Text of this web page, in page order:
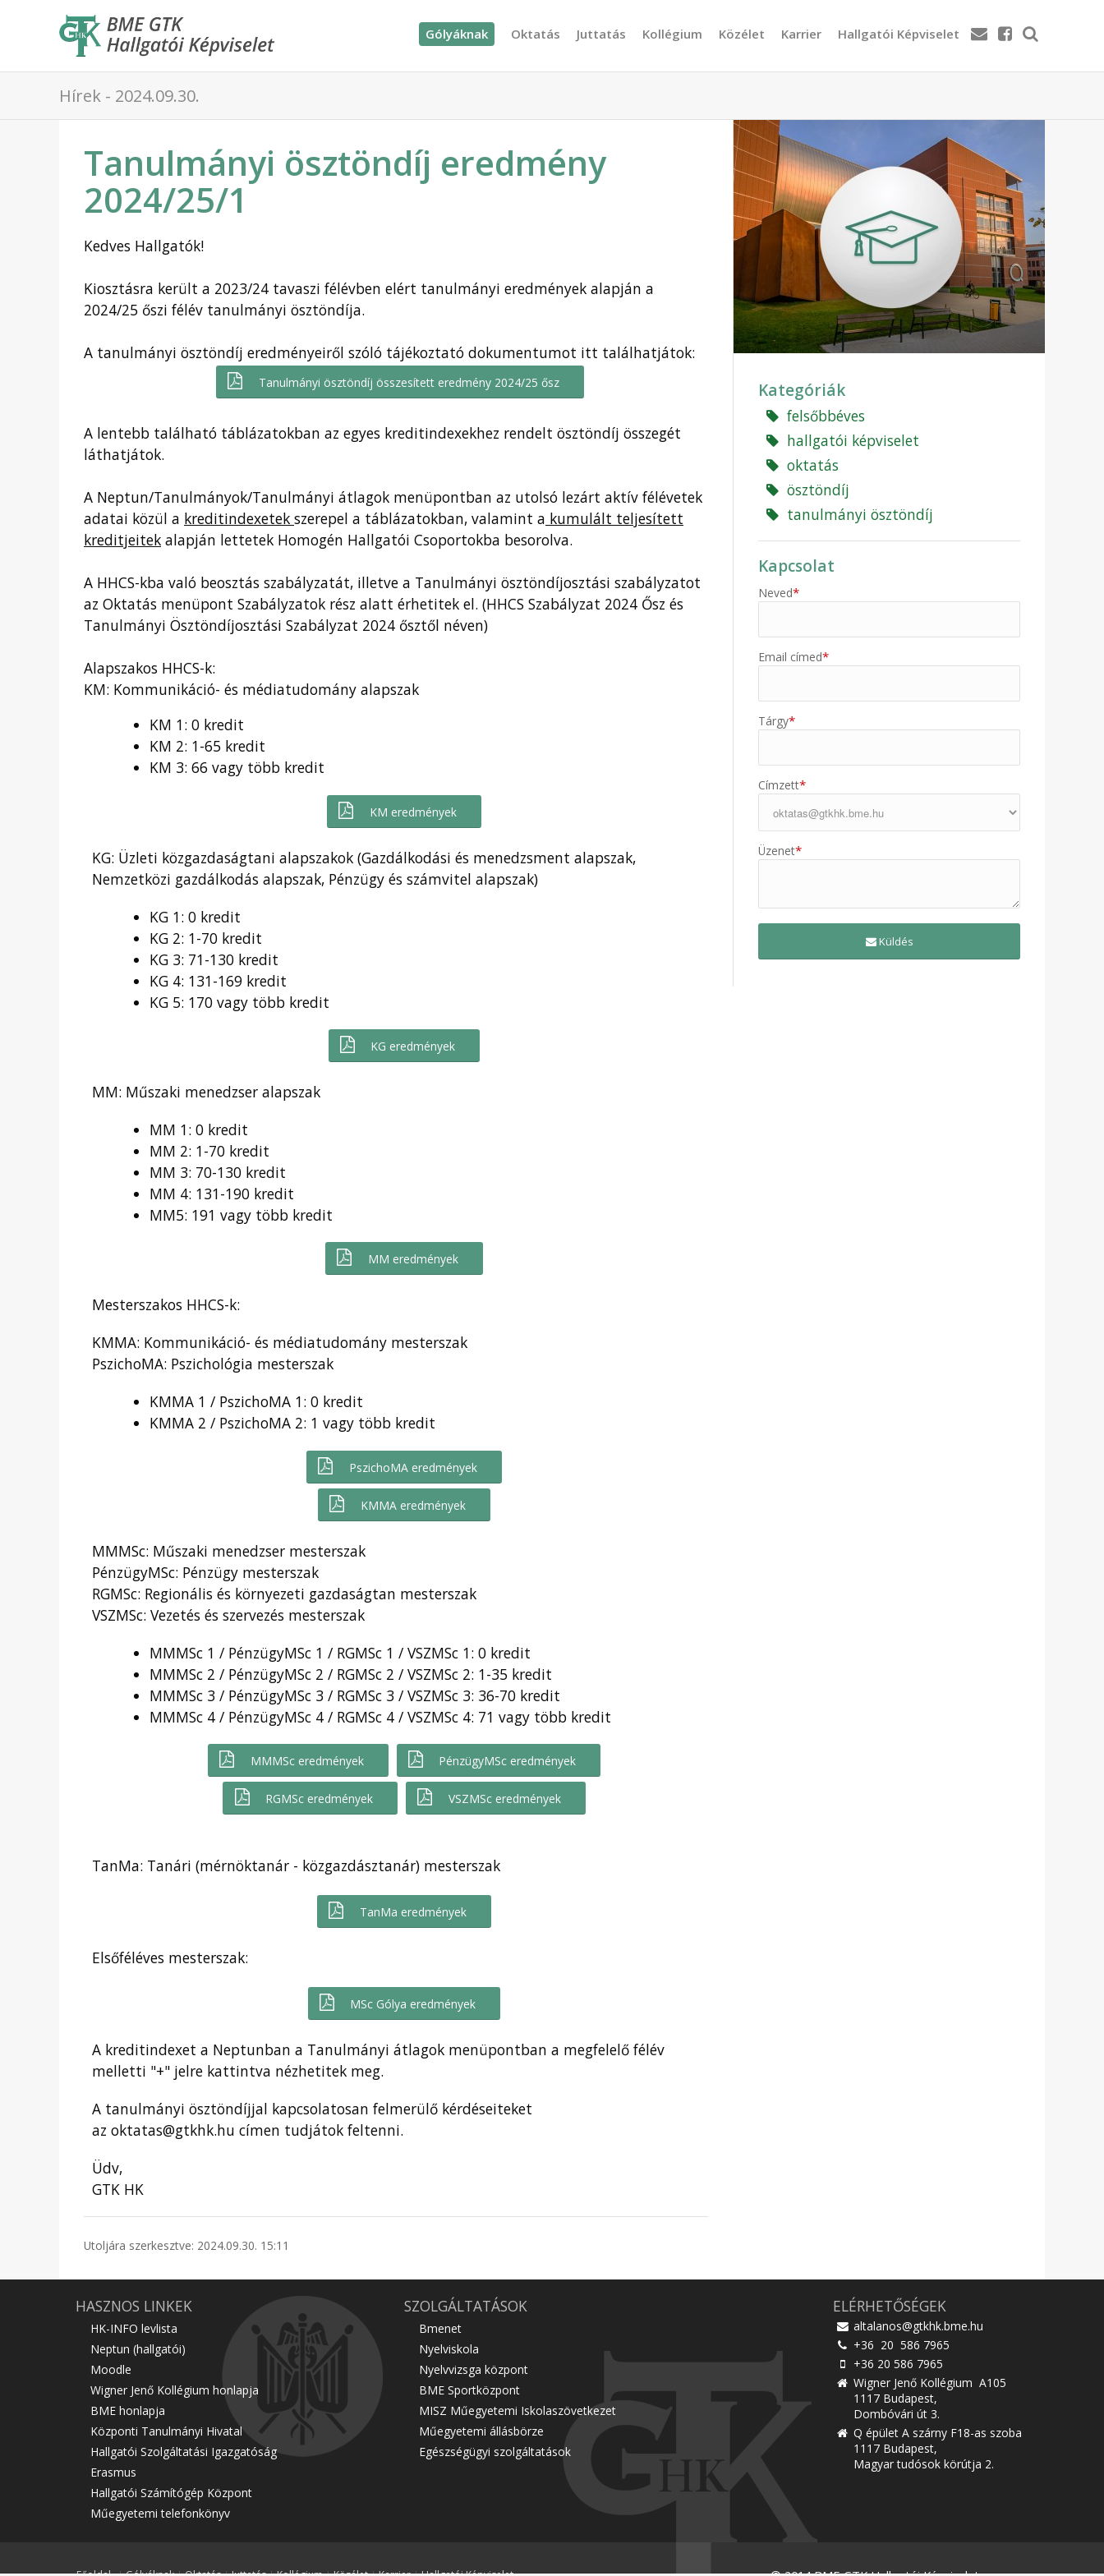
Gólyáknak Oktatás Juttatás Kollégium Közélet Karrier Hallgatói Képviselet
Hírek - 2024.09.30.
Tanulmányi ösztöndíj eredmény
2024/25/1
Kedves Hallgatók!
Kiosztásra került a 2023/24 tavaszi félévben elért tanulmányi eredmények alapján a
2024/25 őszi félév tanulmányi ösztöndíja.
A tanulmányi ösztöndíj eredményeiről szóló tájékoztató dokumentumot itt találhatjátok:
Tanulmányi ösztöndíj összesített eredmény 2024/25 ősz
A lentebb található táblázatokban az egyes kreditindexekhez rendelt ösztöndíj összegét
láthatjátok.
A Neptun/Tanulmányok/Tanulmányi átlagok menüpontban az utolsó lezárt aktív félévetek
adatai közül a kreditindexetek szerepel a táblázatokban, valamint a kumulált teljesített
kreditjeitek alapján lettetek Homogén Hallgatói Csoportokba besorolva.
A HHCS-kba való beosztás szabályzatát, illetve a Tanulmányi ösztöndíjosztási szabályzatot
az Oktatás menüpont Szabályzatok rész alatt érhetitek el. (HHCS Szabályzat 2024 Ősz és
Tanulmányi Ösztöndíjosztási Szabályzat 2024 ősztől néven)
Alapszakos HHCS-k:
KM: Kommunikáció- és médiatudomány alapszak
KM 1: 0 kredit
KM 2: 1-65 kredit
KM 3: 66 vagy több kredit
KM eredmények
KG: Üzleti közgazdaságtani alapszakok (Gazdálkodási és menedzsment alapszak,
Nemzetközi gazdálkodás alapszak, Pénzügy és számvitel alapszak)
KG 1: 0 kredit
KG 2: 1-70 kredit
KG 3: 71-130 kredit
KG 4: 131-169 kredit
KG 5: 170 vagy több kredit
KG eredmények
MM: Műszaki menedzser alapszak
MM 1: 0 kredit
MM 2: 1-70 kredit
MM 3: 70-130 kredit
MM 4: 131-190 kredit
MM5: 191 vagy több kredit
MM eredmények
Mesterszakos HHCS-k:
KMMA: Kommunikáció- és médiatudomány mesterszak
PszichoMA: Pszichológia mesterszak
KMMA 1 / PszichoMA 1: 0 kredit
KMMA 2 / PszichoMA 2: 1 vagy több kredit
PszichoMA eredmények
KMMA eredmények
MMMSc: Műszaki menedzser mesterszak
PénzügyMSc: Pénzügy mesterszak
RGMSc: Regionális és környezeti gazdaságtan mesterszak
VSZMSc: Vezetés és szervezés mesterszak
MMMSc 1 / PénzügyMSc 1 / RGMSc 1 / VSZMSc 1: 0 kredit
MMMSc 2 / PénzügyMSc 2 / RGMSc 2 / VSZMSc 2: 1-35 kredit
MMMSc 3 / PénzügyMSc 3 / RGMSc 3 / VSZMSc 3: 36-70 kredit
MMMSc 4 / PénzügyMSc 4 / RGMSc 4 / VSZMSc 4: 71 vagy több kredit
MMMSc eredmények PénzügyMSc eredmények
RGMSc eredmények VSZMSc eredmények
TanMa: Tanári (mérnöktanár - közgazdásztanár) mesterszak
TanMa eredmények
Elsőféléves mesterszak:
MSc Gólya eredmények
A kreditindexet a Neptunban a Tanulmányi átlagok menüpontban a megfelelő félév
melletti "+" jelre kattintva nézhetitek meg.
A tanulmányi ösztöndíjjal kapcsolatosan felmerülő kérdéseiteket
az oktatas@gtkhk.hu címen tudjátok feltenni.
Üdv,
GTK HK
Utoljára szerkesztve: 2024.09.30. 15:11
Kategóriák
felsőbbéves
hallgatói képviselet
oktatás
ösztöndíj
tanulmányi ösztöndíj
Kapcsolat
Neved*
Email címed*
Tárgy*
Címzett*
Üzenet*
Küldés
HASZNOS LINKEK
HK-INFO levlista
Neptun (hallgatói)
Moodle
Wigner Jenő Kollégium honlapja
BME honlapja
Központi Tanulmányi Hivatal
Hallgatói Szolgáltatási Igazgatóság
Erasmus
Hallgatói Számítógép Központ
Műegyetemi telefonkönyv
SZOLGÁLTATÁSOK
Bmenet
Nyelviskola
Nyelvvizsga központ
BME Sportközpont
MISZ Műegyetemi Iskolaszövetkezet
Műegyetemi állásbörze
Egészségügyi szolgáltatások
ELÉRHETŐSÉGEK
altalanos@gtkhk.bme.hu
+36 20 586 7965
+36 20 586 7965
Wigner Jenő Kollégium A105
1117 Budapest,
Dombóvári út 3.
Q épület A szárny F18-as szoba
1117 Budapest,
Magyar tudósok körútja 2.